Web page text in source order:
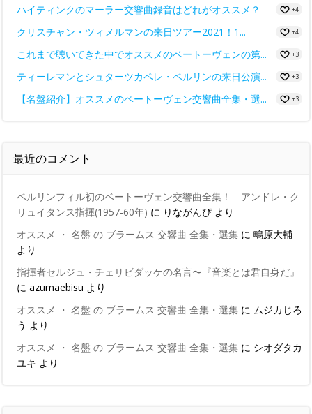
ハイティンクのマーラー交響曲録音はどれがオススメ？ +4
クリスチャン・ツィメルマンの来日ツアー2021！1... +4
これまで聴いてきた中でオススメのベートーヴェンの第... +3
ティーレマンとシュターツカペレ・ベルリンの来日公演... +3
【名盤紹介】オススメのベートーヴェン交響曲全集・選... +3
最近のコメント
ベルリンフィル初のベートーヴェン交響曲全集！ アンドレ・ク
リュイタンス指揮(1957-60年) に りながんぴより
オススメ ・ 名盤 の ブラームス 交響曲 全集・選集 に 鴫原大輔
より
指揮者セルジュ・チェリビダッケの名言〜『音楽とは君自身だ』
に azumaebisu より
オススメ ・ 名盤 の ブラームス 交響曲 全集・選集 に ムジカじろ
う より
オススメ ・ 名盤 の ブラームス 交響曲 全集・選集 に シオダタカ
ユキ より